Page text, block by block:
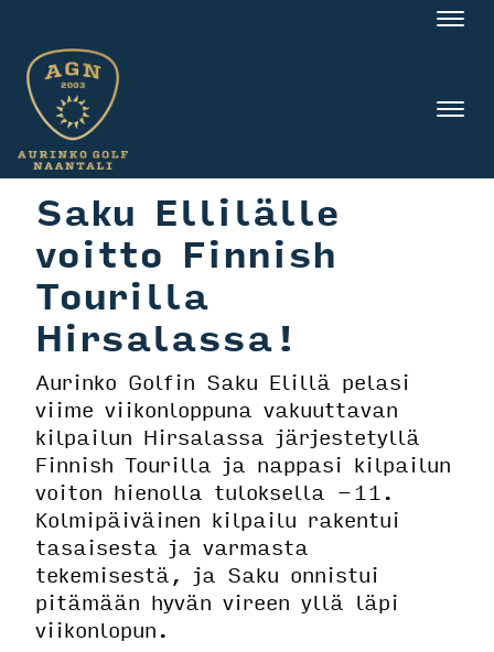
Saku Ellilälle
voitto Finnish
Tourilla
Hirsalassa!
Aurinko Golfin Saku Elillä pelasi
viime viikonloppuna vakuuttavan
kilpailun Hirsalassa järjestetyllä
Finnish Tourilla ja nappasi kilpailun
voiton hienolla tuloksella -11.
Kolmipäiväinen kilpailu rakentui
tasaisesta ja varmasta
tekemisestä, ja Saku onnistui
pitämään hyvän vireen yllä läpi
viikonlopun.